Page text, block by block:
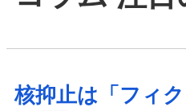
核抑止は「フィク